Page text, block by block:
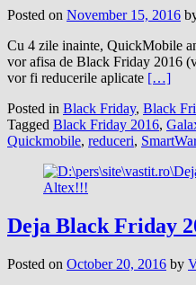
Posted on November 15, 2016
Cu 4 zile inainte, QuickMobile
vor afisa de Black Friday 2016
vor fi reducerile aplicate […]
Posted in Black Friday, Black
Tagged Black Friday 2016,
Quickmobile, reduceri,
Deja Black Friday
Posted on October 20, 2016 by